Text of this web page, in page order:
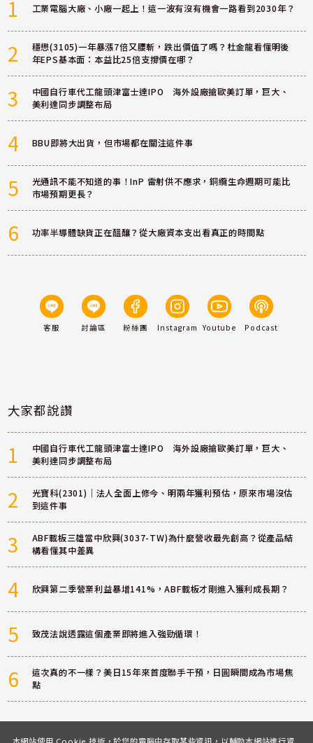
1 工業電腦大廠、小廠一起上！這一波有沒有機會一路看到2030年？
2
穩懋(3105)一年暴漲7倍又腰斬，跌出價值了嗎？杜金龍看懂明後
年EPS基本面：本益比25倍支撐價在哪？
3
中國自行車代工龍頭津富士達IPO 海外設廠搶歐美訂單，巨大、
美利達同步調整布局
4 BBU即將大出貨，但市場都在關注這件事
5
光通訊不能不知道的事！InP 雷射供不應求，銅纜生命週期可能比
市場預期更長？
6 功率半導體缺貨正在醞釀？從大廠資本支出看真正的時間點
客服 討論區 粉絲團 Instagram Youtube Podcast
大家都說讚
1
中國自行車代工龍頭津富士達IPO 海外設廠搶歐美訂單，巨大、
美利達同步調整布局
2
光寶科(2301)｜法人全面上修今、明兩年獲利預估，原來市場沒估
到這件事
3
ABF載板三雄當中欣興(3037-TW)為什麼營收最先創高？從產品結
構看懂其中差異
4 欣興第二季營業利益暴增141%，ABF載板才剛進入獲利成長期？
5 致茂法說透露這個產業即將進入強勁循環！
6
這次真的不一樣？美日15年來首度聯手干預，日圓瞬間成為市場焦
點